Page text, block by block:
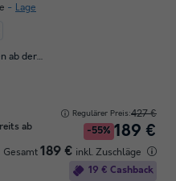
Lage
ab der…
ab
Regulärer Preis:427 €
-55% 189 €
Gesamt 189 € inkl. Zuschläge
19 € Cashback